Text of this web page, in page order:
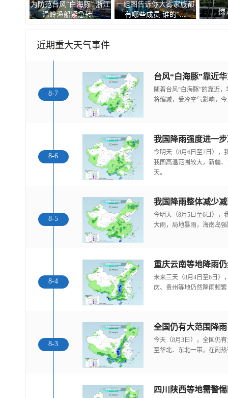
为防范台风“白海豚” 浙江
温岭渔船紧急转...
一组图告诉你大雾家族都
有哪些成员 谁的“...
惊
近期重大天气事件
8-7
随着台风“白海豚”的靠近
将缩减，受冷空气影响，
8-6
今明天（8月6日至7日），
我国高温范围较大，新疆
天。
8-5
我国降雨整体减少
今明天（8月5日至6日），
大雨，局地暴雨，海南岛
8-4
重庆云南等地降雨
未来三天（8月4日至6日）
庆、贵州等地仍然降雨频
8-3
全国仍有大范围降
今天（8月3日），全国仍
至华北、东北一带。在副